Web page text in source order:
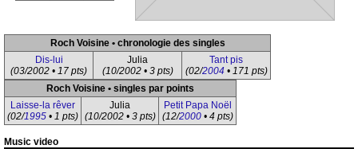
Roch Voisine • chronologie des singles
Dis-lui
(03/2002 • 17 pts)
Julia
(10/2002 • 3 pts)
Tant pis
(02/2004• 171 pts)
Roch Voisine • singles par points
Laisse-la rêver
(02/1995 • 1 pts)
Julia
(10/2002 • 3 pts)
Petit Papa Noël
(12/2000• 4 pts)
Music video